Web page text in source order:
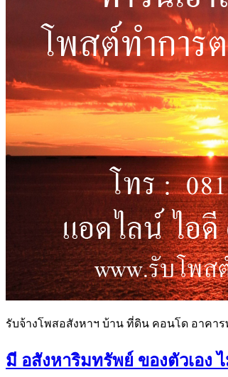
รับจ้างโพสอสังหาฯ บ้าน ที่ดิน คอนโด อาคา
มี อสังหาริมทรัพย์ ของตัวเอง